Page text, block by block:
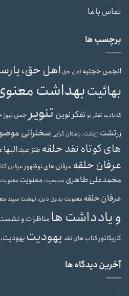
تماس با ما
برچسب ها
انجمن حجتیه اهل حق اهل حق،
بهائیتبهداشت
گنابادیه تفکر نوتفکر نوین تنویر جمن نیوز
زرتشت زرتشت، باستان گرایی سخنرانی
های کوتاه نقد حلقه طنزعبدالبها
عرفان حلقه عرفان های نوظهورعرفان
محمدعلی طاهری مسیحیت معنویت
عرفان حلقه معنویت بدون دین، نهضت سپید
و یادداشت هامناظرات و
کاریکاتورکتاب های نقد یهودیت یهودیت،
آخرین دیدگاه ها